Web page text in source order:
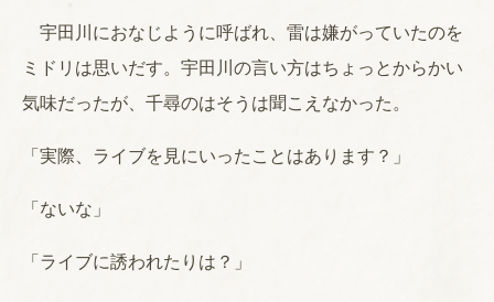
宇田川におなじように呼ばれ、雷は嫌がっていたのを
ミドリは思いだす。宇田川の言い方はちょっとからかい
気味だったが、千尋のはそうは聞こえなかった。
「実際、ライブを見にいったことはあります？」
「ないな」
「ライブに誘われたりは？」